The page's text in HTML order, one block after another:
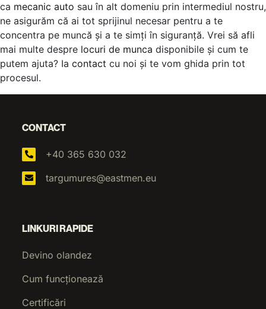
ca mecanic auto sau în alt domeniu prin intermediul nostru,
ne asigurăm că ai tot sprijinul necesar pentru a te
concentra pe muncă și a te simți în siguranță. Vrei să afli
mai multe despre locuri de munca disponibile și cum te
putem ajuta? Ia contact cu noi și te vom ghida prin tot
procesul.
CONTACT
+40 365 630 032
targumures@eastmen.eu
LINKURI RAPIDE
Devino olandez
Cum funcționează
Certificări